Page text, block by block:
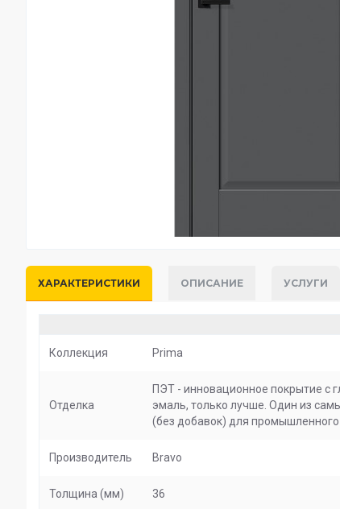
ХАРАКТЕРИСТИКИ ОПИСАНИЕ УСЛУГИ
Коллекция Prima
Отделка
ПЭТ - инновационное покрытие c
эмаль, только лучше. Один из
(без добавок) для промышленного
Производитель Bravo
Толщина (мм) 36